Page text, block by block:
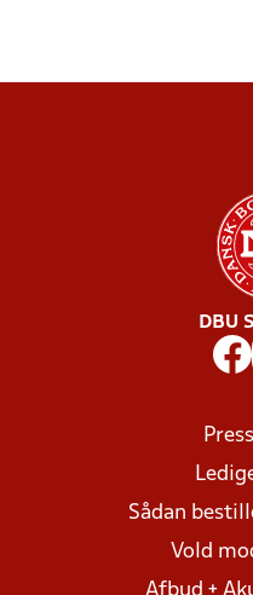
DBU
Sådan
Vold
Afbud +